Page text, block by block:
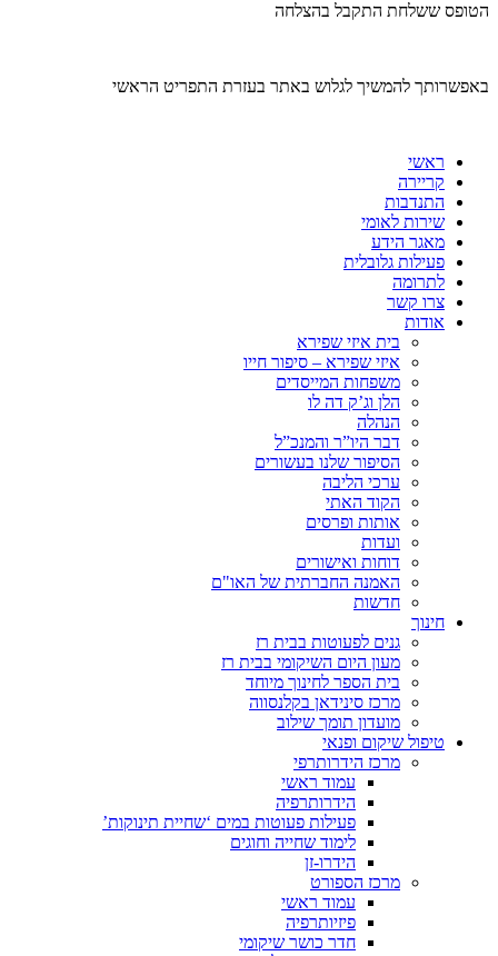
הטופס ששלחת התקבל בהצלחה
באפשרותך להמשיך לגלוש באתר בעזרת התפריט הראשי
ראשי
קריירה
התנדבות
שירות לאומי
מאגר הידע
פעילות גלובלית
לתרומה
צרו קשר
אודות
בית איזי שפירא
איזי שפירא – סיפור חייו
משפחות המייסדים
הלן וג’ק דה לו
הנהלה
דבר היו”ר והמנכ”ל
הסיפור שלנו בעשורים
ערכי הליבה
הקוד האתי
אותות ופרסים
ועדות
דוחות ואישורים
האמנה החברתית של האו"ם
חדשות
חינוך
גנים לפעוטות בבית רז
מעון היום השיקומי בבית רז
בית הספר לחינוך מיוחד
מרכז סינידאן בקלנסווה
מועדון תומך שילוב
טיפול שיקום ופנאי
מרכז הידרותרפי
עמוד ראשי
הידרותרפיה
פעילות פעוטות במים ‘שחיית תינוקות’
לימוד שחייה וחוגים
הידרו-זן
מרכז הספורט
עמוד ראשי
פיזיותרפיה
חדר כושר שיקומי